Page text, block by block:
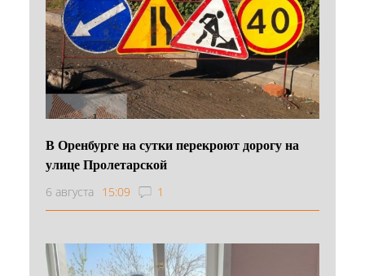
В Оренбурге на сутки перекроют дорогу на
улице Пролетарской
6 августа 15:09 1